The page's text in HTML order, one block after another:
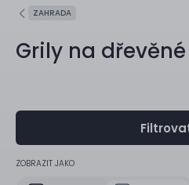
ZAHRADA
Grily na
ZOBRAZIT JAKO